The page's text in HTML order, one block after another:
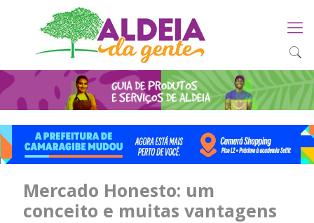
Mercado Honesto: um
conceito e muitas vantagens